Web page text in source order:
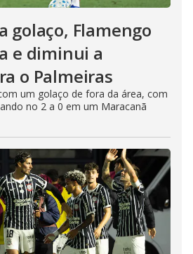
golaço, Flamengo
e diminui a
o Palmeiras
um golaço de fora da área, com
no 2 a 0 em um Maracanã